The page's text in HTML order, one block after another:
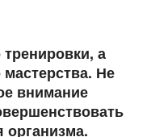
а
Не
внимание
организма.